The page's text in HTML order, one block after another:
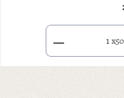
Produkt Anzahl: Gib
x